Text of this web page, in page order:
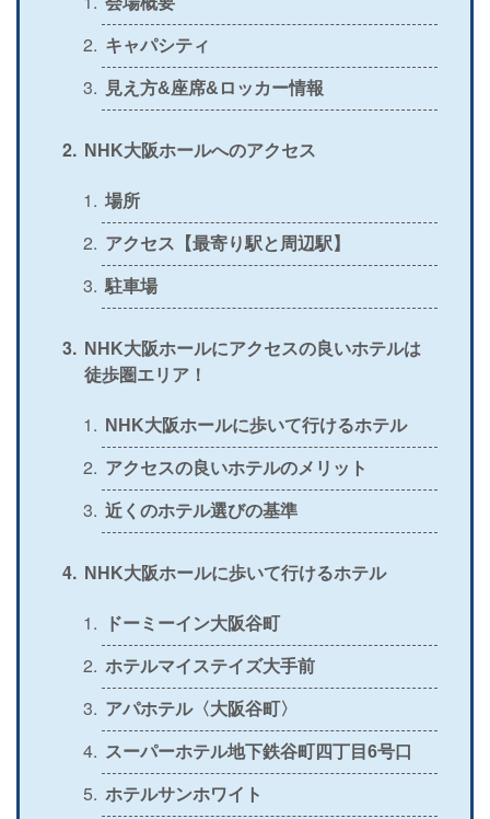
＞公式 〇 〇 〇
〇
＞公式 〇 × ×
×
＞公式 △ 〇 〇
×
＞公式 〇 ×
＞公式
＞公式 〇 〇
＞公式
＞公式 × 〇 〇
＞公式 ×
＞公式 〇 〇 ×
＞公式 × 〇 ×
＞公式 〇 ×
キャパシティ
見え方&座席&ロッカー情報
NHK大阪ホールへのアクセス
場所
アクセス【最寄り駅と周辺駅】
駐車場
NHK大阪ホールにアクセスの良いホテルは
徒歩圏エリア！
NHK大阪ホールに歩いて行けるホテル
アクセスの良いホテルのメリット
近くのホテル選びの基準
NHK大阪ホールに歩いて行けるホテル
ドーミーイン大阪谷町
ホテルマイステイズ大手前
アパホテル〈大阪谷町〉
スーパーホテル地下鉄谷町四丁目6号口
ホテルサンホワイト